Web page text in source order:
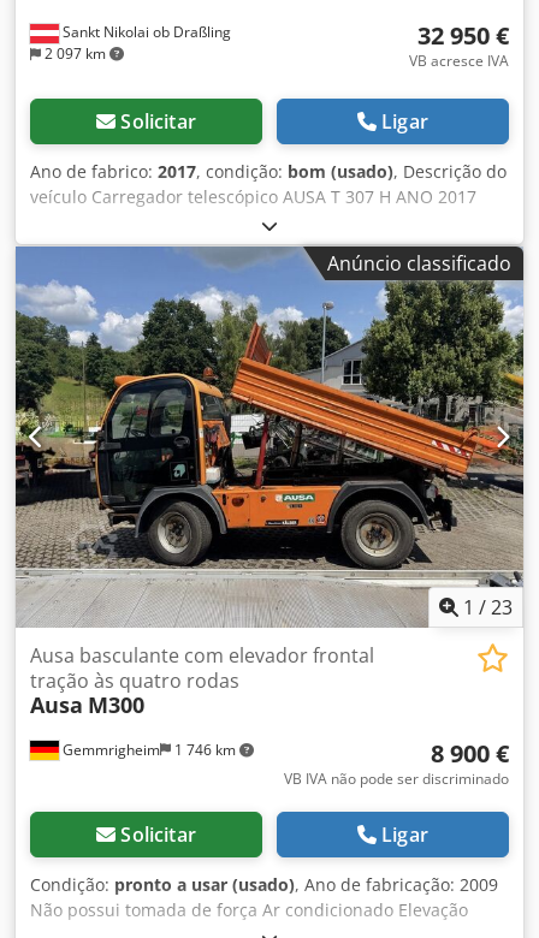
Sankt Nikolai ob Draßling
2 097 km
32 950 €
VB acresce IVA
Solicitar Ligar
Ano de fabrico: 2017, condição: bom (usado), Descrição do
veículo Carregador telescópico AUSA T 307 H ANO 2017
acc. Contador 8.832 horas 3 toneladas de capacidade de
elevação 7 metros de altura de elevação Motor turbo
Kubota de 63 KW apenas 2,07 metros de altura livre
Cedpsmxkatsfx Af Hjha apenas 2,02 metros de largura total
- incl. balde de garra - incl. pá de terra - incl. garfo para
paletes - acoplador rápido hidráulico - 3º círculo para carro
de forquilha - tração integral - 3 modos de direção -
operação por joystick - Imediatamente pronto a ser
utilizado - pintura original - Registo rodoviário NL Preço de
venda: 32.950,-- líquido Entrega barata também possível !!!
Anúncio classificado
1 /23
Gemmrigheim 1 746 km
Ausa basculante com elevador frontal
tração às quatro rodas
Ausa M300
8 900 €
VB IVA não pode ser discriminado
Solicitar Ligar
Condição: pronto a usar (usado), Ano de fabricação: 2009
Não possui tomada de força Ar condicionado Elevação